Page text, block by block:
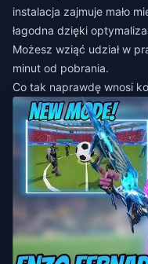
instalacja zajmuje mało
łagodna dzięki
Możesz wziąć udział w
minut od pobrania.
Co tak naprawdę wnosi